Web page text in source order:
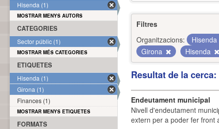
Filtres
Organitzacions:
Hisenda
Girona
Hisenda
Resultat de la
Endeutament municipal
Nivell d'endeutament
extern per a poder fer front
Hisenda (1)
MOSTRAR MENYS AUTORS
CATEGORIES
Sector públic (1)
MOSTRAR MÉS CATEGORIES
ETIQUETES
Hisenda (1)
Girona (1)
Finances (1)
MOSTRAR MENYS ETIQUETES
FORMATS